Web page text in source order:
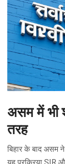
असम में
तरह
बिहार के बाद असम